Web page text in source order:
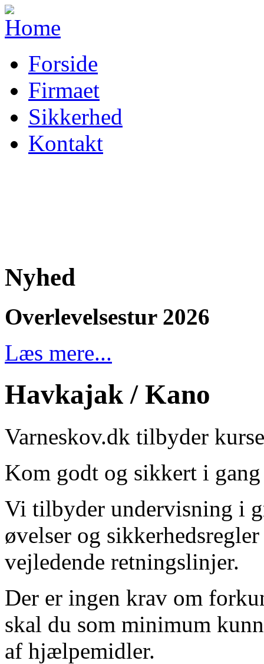
Forside
Firmaet
Sikkerhed
Kontakt
Nyhed
Overlevelsestur 2026
Læs mere...
Havkajak / Kano
Varneskov.dk tilbyder
Kom godt og sikkert i
Vi tilbyder undervisning i
øvelser og
vejledende retningslinjer.
Der er ingen krav om
skal du som minimum
af hjælpemidler.